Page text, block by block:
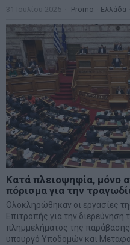
31 Ιουλίου 2025 Promo Ελλάδα
Κατά πλειοψηφία, μόνο
πόρισμα για την
Ολοκληρώθηκαν οι εργασίες
Επιτροπής για την διερεύνηση
πλημμελήματος της
υπουργό Υποδομών και